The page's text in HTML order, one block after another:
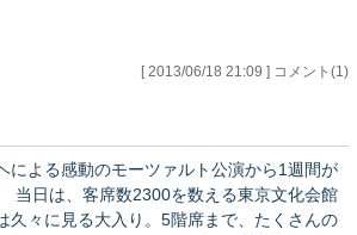
人などいない、と言ってしまえるほど、ポピ
小さな楽器から生み出されます。著名な作
[ 2013/06/18 21:09 ] コメント(1)
による感動のモーツァルト公演から1週間が
久々に見る大入り。5階席まで、たくさんの